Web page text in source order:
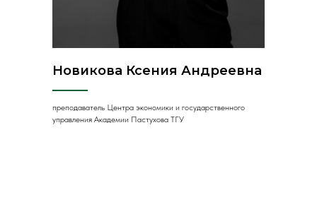
Новикова Ксения Андреевна
преподаватель Центра экономики и государственного
управления Академии Пастухова ТГУ